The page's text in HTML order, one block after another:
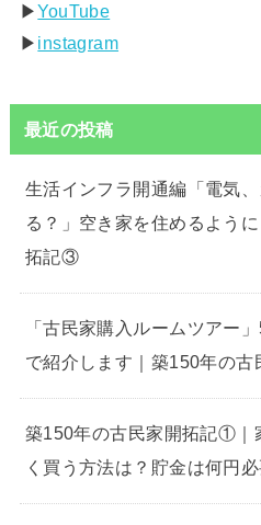
▶︎YouTube
▶︎ instagram
最近の投稿
生活インフラ開通編「電気
る？」空き家を住めるよう
拓記③
「古民家購入ルームツアー
で紹介します｜築150年の
築150年の古民家開拓記①｜
く買う方法は？貯金は何円